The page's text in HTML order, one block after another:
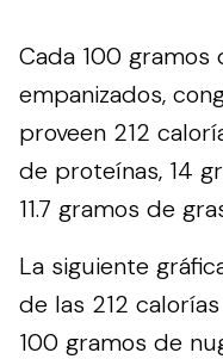
Cada 100 gramos
empanizados,
proveen 212
de proteínas, 14
11.7 gramos de
La siguiente
de las 212
100 gramos de